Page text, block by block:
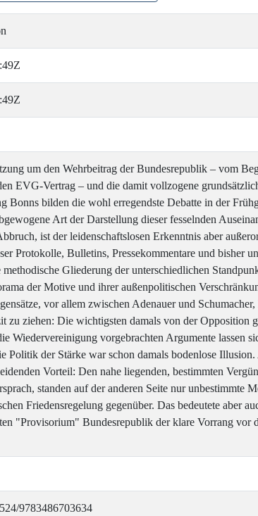
um den Wehrbeitrag der Bundesrepublik – vom
EVG-Vertrag – und die damit vollzogene
Bonns bilden die wohl erregendste Debatte in der
Art der Darstellung dieser fesselnden
ist der leidenschaftslosen Erkenntnis aber
Protokolle, Bulletins, Pressekommentare und bisher
Gliederung der unterschiedlichen
der Motive und ihrer außenpolitischen
vor allem zwischen Adenauer und
zu ziehen: Die wichtigsten damals von der Opposition
Wiedervereinigung vorgebrachten Argumente lassen
Politik der Stärke war schon damals bodenlose
Vorteil: Den nahe liegenden, bestimmten
standen auf der anderen Seite nur unbestimmte
Friedensregelung gegenüber. Das bedeutete aber
"Provisorium" Bundesrepublik der klare Vorrang vor
9783486703634